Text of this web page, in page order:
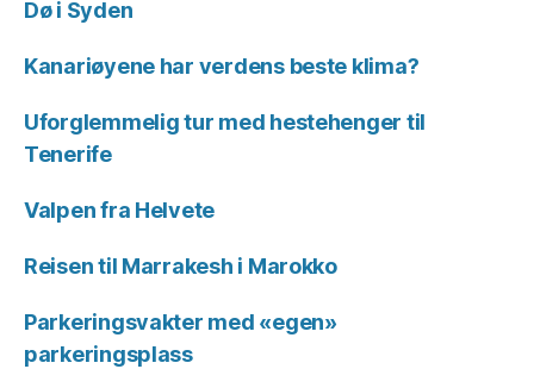
Dø i Syden
Kanariøyene har verdens beste klima?
Uforglemmelig tur med hestehenger til
Tenerife
Valpen fra Helvete
Reisen til Marrakesh i Marokko
Parkeringsvakter med «egen»
parkeringsplass